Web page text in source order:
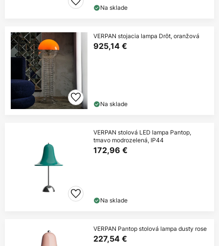
Na sklade
VERPAN stojacia lampa Drôt, oranžová
925,14 €
Na sklade
VERPAN stolová LED lampa Pantop,
tmavo modrozelená, IP44
172,96 €
Na sklade
VERPAN Pantop stolová lampa dusty rose
227,54 €